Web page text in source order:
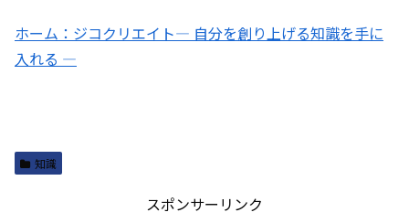
ホーム：ジコクリエイト― 自分を創り上げる知識を手に
入れる ―
知識
スポンサーリンク